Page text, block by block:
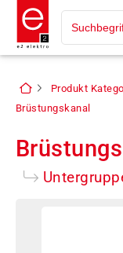
Produkt
Brüstungskanal